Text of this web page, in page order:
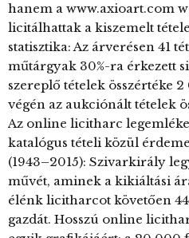
hanem a www.axioart.com
licitálhattak a kiszemelt
statisztika: Az árverésen 41
műtárgyak 30%-ra érkezett
szereplő tételek összértéke
végén az aukciónált tételek
Az online licitharc
katalógus tételi közül
(1943–2015): Szivarkirály
művét, aminek a kikiáltási
élénk licitharcot követően
gazdát. Hosszú online